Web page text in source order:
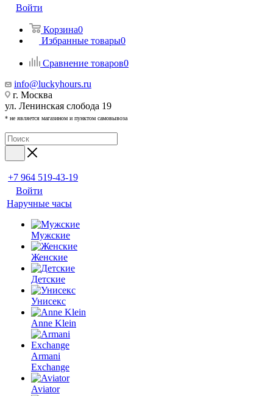
Войти
Корзина0
Избранные товары0
Сравнение товаров0
info@luckyhours.ru
г. Москва
ул. Ленинская слобода 19
* не является магазином и пунктом самовывоза
+7 964 519-43-19
Войти
Наручные часы
Мужские
Женские
Детские
Унисекс
Anne Klein
Armani
Exchange
Aviator